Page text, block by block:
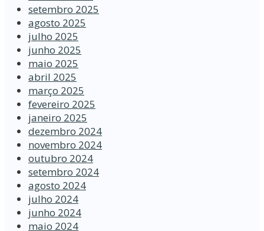
setembro 2025
agosto 2025
julho 2025
junho 2025
maio 2025
abril 2025
março 2025
fevereiro 2025
janeiro 2025
dezembro 2024
novembro 2024
outubro 2024
setembro 2024
agosto 2024
julho 2024
junho 2024
maio 2024